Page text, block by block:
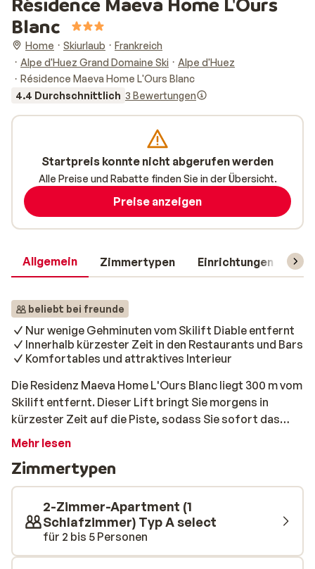
Blanc
Home Skiurlaub
Frankreich
Alpe d'Huez Grand Domaine Ski
Alpe d'Huez
Résidence Maeva Home L'Ours Blanc
4.4 Durchschnittlich 3 Bewertungen
Allgemein Zimmertypen Einrichtungen
beliebt bei freunde
Nur wenige Gehminuten vom Skilift Diable entfernt
Innerhalb kürzester Zeit in den Restaurants und Bars
Komfortables und attraktives Interieur
Die Residenz Maeva Home L'Ours Blanc liegt 300 m vom
Skilift entfernt. Dieser Lift bringt Sie morgens in
kürzester Zeit auf die Piste, sodass Sie sofort das
wunderschöne Skigebiet der Alpe d'Huez entdecken
attraktiv eingerichtet und ausgestattet. Nach einem
anstrengenden Tag können Sie direkt von der Residenz
ins Zentrum gehen, wo Sie viele gemütliche Geschäfte,
Bars und Restaurants finden.
Mehr lesen
Zimmertypen
2-Zimmer-Apartment (1
Schlafzimmer) Typ A select
für 2 bis 5 Personen
Startpreis konnte nicht abgerufen werden
Alle Preise und Rabatte finden Sie in der Übersicht.
Preise anzeigen